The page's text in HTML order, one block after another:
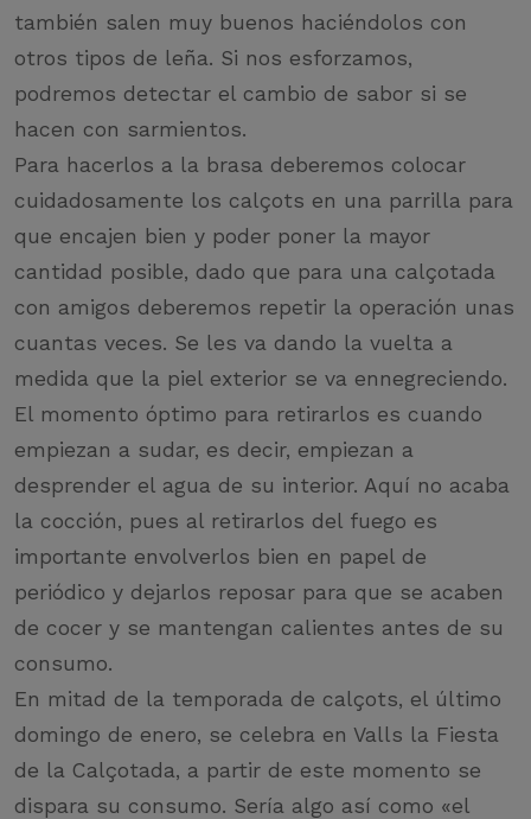
también salen muy buenos haciéndolos con
otros tipos de leña. Si nos esforzamos,
podremos detectar el cambio de sabor si se
hacen con sarmientos.
Para hacerlos a la brasa deberemos colocar
cuidadosamente los calçots en una parrilla para
que encajen bien y poder poner la mayor
cantidad posible, dado que para una calçotada
con amigos deberemos repetir la operación unas
cuantas veces. Se les va dando la vuelta a
medida que la piel exterior se va ennegreciendo.
El momento óptimo para retirarlos es cuando
empiezan a sudar, es decir, empiezan a
desprender el agua de su interior. Aquí no acaba
la cocción, pues al retirarlos del fuego es
importante envolverlos bien en papel de
periódico y dejarlos reposar para que se acaben
de cocer y se mantengan calientes antes de su
consumo.
En mitad de la temporada de calçots, el último
domingo de enero, se celebra en Valls la Fiesta
de la Calçotada, a partir de este momento se
dispara su consumo. Sería algo así como «el